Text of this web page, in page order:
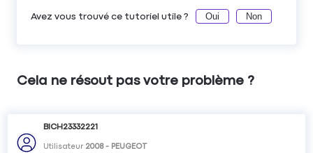
Avez vous trouvé ce tutoriel utile ? Oui Non
Cela ne résout pas votre problème ?
BICH23332221
Utilisateur 2008 - PEUGEOT